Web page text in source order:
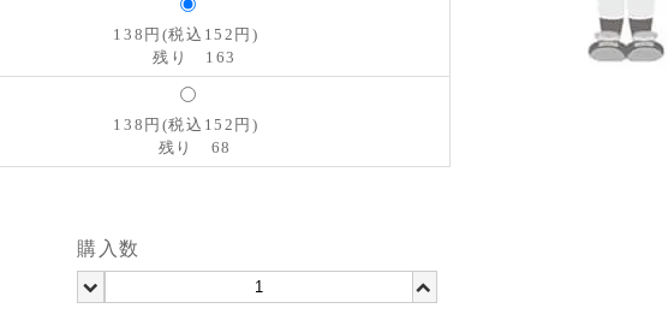
138円(税込152円)
残り 163
138円(税込152円)
残り 68
購入数